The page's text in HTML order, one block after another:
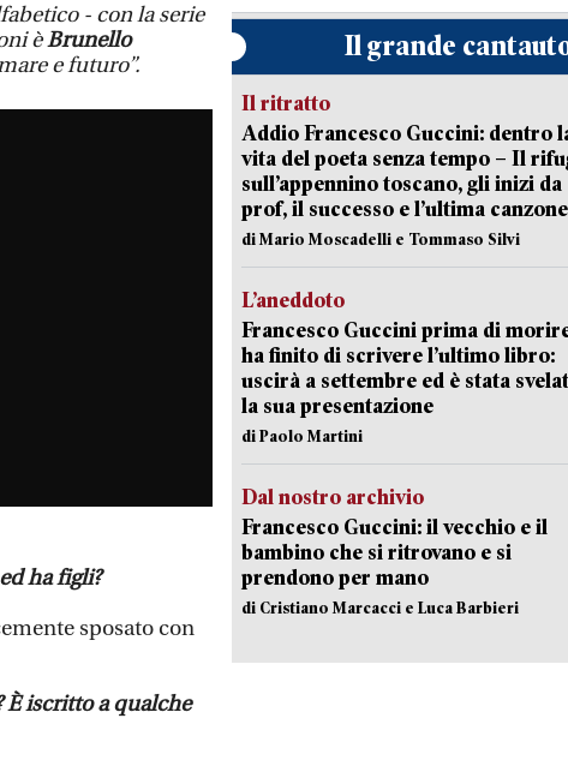
- con la serie
èBrunello
e futuro”.
ha figli?
sposato con
iscritto a qualche
Il grande
Il ritratto
Addio Francesco Guccini: dentro
vita del poeta senza tempo – Il
sull’appennino toscano, gli inizi da
prof, il successo e l’ultima canzone
di Mario Moscadelli e Tommaso Silvi
L’aneddoto
Francesco Guccini prima di
ha finito di scrivere l’ultimo libro:
uscirà a settembre ed è stata
la sua presentazione
di Paolo Martini
Dal nostro archivio
Francesco Guccini: il vecchio e il
bambino che si ritrovano e si
prendono per mano
di Cristiano Marcacci e Luca Barbieri